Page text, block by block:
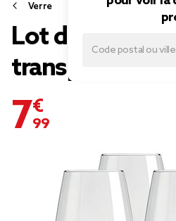
Verre
Lot de 4 verres
transparent 53cl
7,99 €